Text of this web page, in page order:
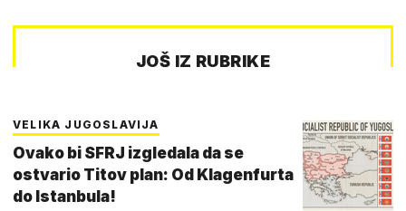
JOŠ IZ RUBRIKE
VELIKA JUGOSLAVIJA
Ovako bi SFRJ izgledala da se
ostvario Titov plan: Od Klagenfurta
do Istanbula!